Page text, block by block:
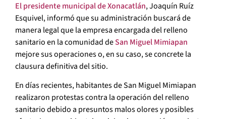
El presidente municipal de Xonacatlán, Joaquín Ruíz
Esquivel, informó que su administración buscará de
manera legal que la empresa encargada del relleno
sanitario en la comunidad deSan Miguel Mimiapan
mejore sus operaciones o, en su caso, se concrete la
clausura definitiva del sitio.
En días recientes, habitantes de San Miguel Mimiapan
realizaron protestas contra la operación del relleno
sanitario debido a presuntos malos olores y posibles